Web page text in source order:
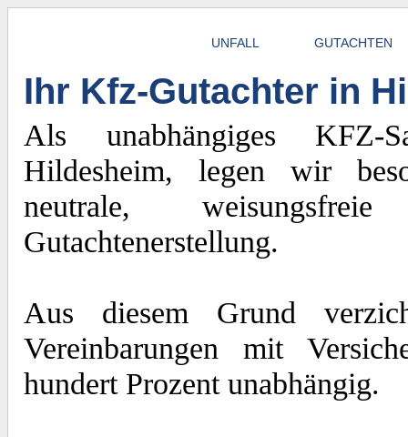
UNFALL GUTACHTEN
Ihr Kfz-Gutachter in
Als unabhängiges KFZ-
Hildesheim, legen wir
neutrale,
Gutachtenerstellung.
Aus diesem Grund
Vereinbarungen mit
hundert Prozent unabhängig.